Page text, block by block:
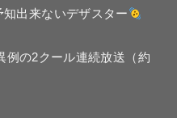
出来ないデザスター
例の2クール連続放送（約